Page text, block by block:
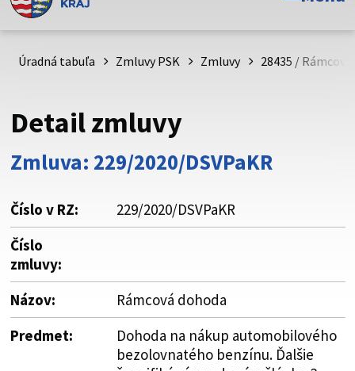
Toto je oficiálna webová stránka Prešovského
psk.sk.
Buďte pozorní a vždy sa uistite, že zdieľate informácie iba
cez zabezpečenú webovú stránku. Zabezpečená stránka
vždy začína https:// pred názvom domény webového sídla.
Úradná tabuľa Zmluvy PSK Zmluvy 28435 /
Detail zmluvy
Zmluva: 229/2020/DSVPaKR
Číslo v RZ:
229/2020/DSVPaKR
Číslo
zmluvy:
Názov:
Rámcová dohoda
Predmet:
Dohoda na nákup automobilového
bezolovnatého benzínu. Ďalšie